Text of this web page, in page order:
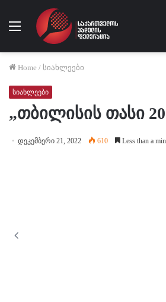
Menu
Home / სიახლეები
სიახლეები
„თბილისის თასი
დეკემბერი 21, 2022 610 Less than a